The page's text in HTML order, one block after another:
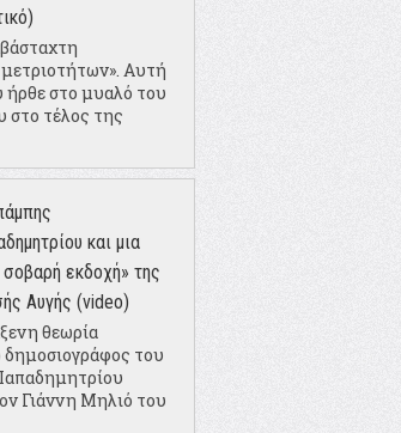
Αυτή
στο μυαλό του
στο τέλος της
και μια
σοβαρή εκδοχή» της
Αυγής (video)
θεωρία
του
Γιάννη Μηλιό του